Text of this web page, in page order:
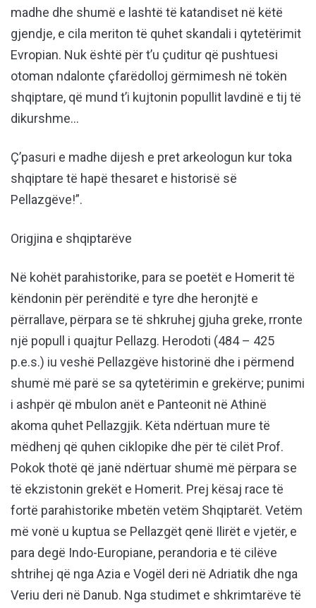
madhe dhe shumë e lashtë të katandiset në këtë
gjendje, e cila meriton të quhet skandali i qytetërimit
Evropian. Nuk është për t’u çuditur që pushtuesi
otoman ndalonte çfarëdolloj gërmimesh në tokën
shqiptare, që mund t’i kujtonin popullit lavdinë e tij të
dikurshme…
Ç’pasuri e madhe dijesh e pret arkeologun kur toka
shqiptare të hapë thesaret e historisë së
Pellazgëve!”.
Origjina e shqiptarëve
Në kohët parahistorike, para se poetët e Homerit të
këndonin për perënditë e tyre dhe heronjtë e
përrallave, përpara se të shkruhej gjuha greke, rronte
një popull i quajtur Pellazg. Herodoti (484 – 425
p.e.s.) iu veshë Pellazgëve historinë dhe i përmend
shumë më parë se sa qytetërimin e grekërve; punimi
i ashpër që mbulon anët e Panteonit në Athinë
akoma quhet Pellazgjik. Këta ndërtuan mure të
mëdhenj që quhen ciklopike dhe për të cilët Prof.
Pokok thotë që janë ndërtuar shumë më përpara se
të ekzistonin grekët e Homerit. Prej kësaj race të
fortë parahistorike mbetën vetëm Shqiptarët. Vetëm
më vonë u kuptua se Pellazgët qenë Ilirët e vjetër, e
para degë Indo-Europiane, perandoria e të cilëve
shtrihej që nga Azia e Vogël deri në Adriatik dhe nga
Veriu deri në Danub. Nga studimet e shkrimtarëve të